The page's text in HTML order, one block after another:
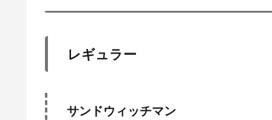
レギュラー
サンドウィッチマン